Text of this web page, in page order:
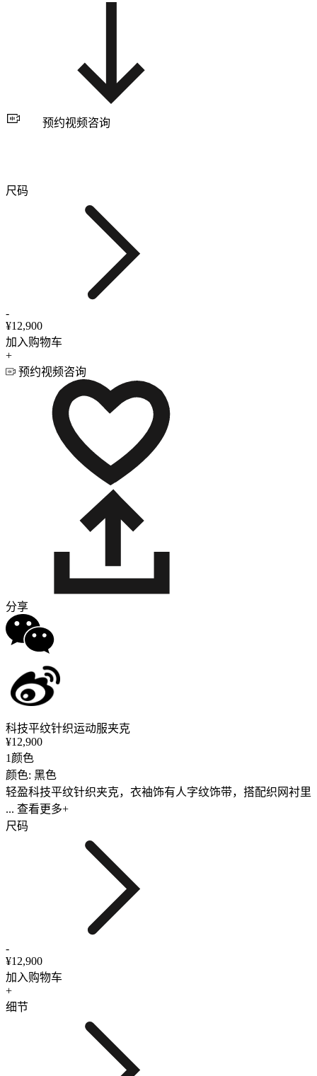
预约视频咨询
尺码
-
¥12,900
加入购物车
+
预约视频咨询
分享
科技平纹针织运动服夹克
¥12,900
1颜色
颜色: 黑色
轻盈科技平纹针织夹克，衣袖饰有人字纹饰带，搭配织网衬里
... 查看更多+
尺码
-
¥12,900
加入购物车
+
细节